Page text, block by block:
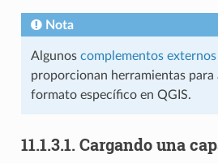
Nota
Algunos complementos externos
proporcionan herramientas para
formato específico en QGIS.
11.1.3.1. Cargando una